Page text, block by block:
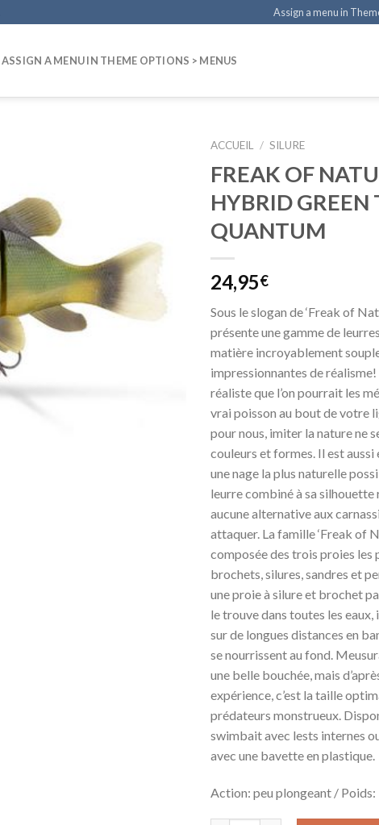
Assign a menu in
ASSIGN A MENU IN THEME OPTIONS > MENUS
ACCUEIL / SILURE
FREAK OF
HYBRID GREEN
QUANTUM
24,95€
Sous le slogan de ‘Freak of
présente une gamme de
matière incroyablement
impressionnantes de
réaliste que l’on pourrait les
vrai poisson au bout de votre
pour nous, imiter la nature ne
couleurs et formes. Il est aussi
une nage la plus naturelle
leurre combiné à sa silhouette
aucune alternative aux
attaquer. La famille ‘Freak of
composée des trois proies les
brochets, silures, sandres et
une proie à silure et brochet
le trouve dans toutes les eaux,
sur de longues distances en
se nourrissent au fond.
une belle bouchée, mais
expérience, c’est la taille
prédateurs monstrueux.
swimbait avec lests internes
avec une bavette en plastique.
Action: peu plongeant /